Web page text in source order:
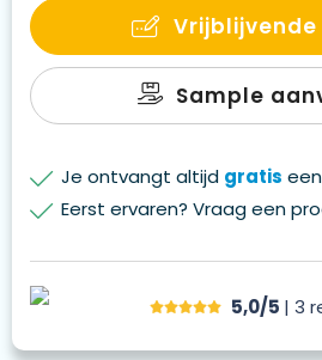
bedrijfskleuren of een uniek
blijvende indruk op klanten,
Sample
Je ontvangt altijd gratis een
Eerst ervaren? Vraag een
5,0/5 | 3